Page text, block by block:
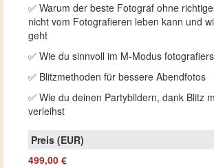
✅ Warum der beste Fotograf ohne
nicht vom Fotografieren leben kann und
geht
✅ Wie du sinnvoll im M-Modus
✅ Blitzmethoden für bessere Abendfotos
✅ Wie du deinen Partybildern, dank Blitz
verleihst
499,00 €